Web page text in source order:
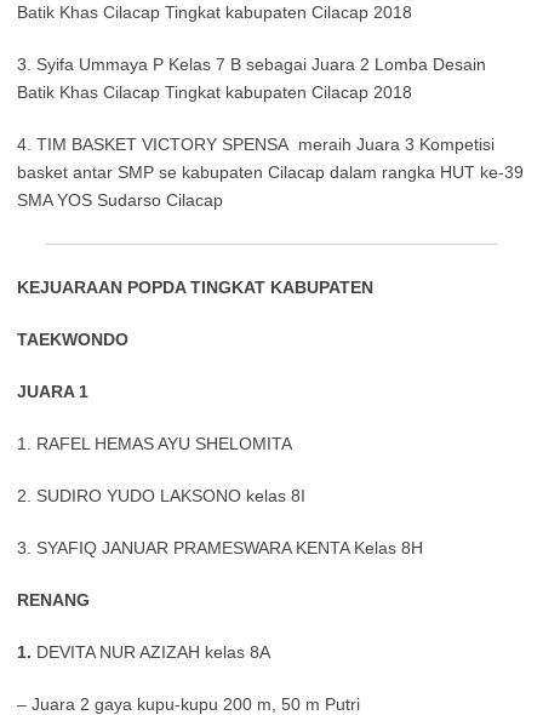
Batik Khas Cilacap Tingkat kabupaten Cilacap 2018
3. Syifa Ummaya P Kelas 7 B sebagai Juara 2 Lomba Desain
Batik Khas Cilacap Tingkat kabupaten Cilacap 2018
4. TIM BASKET VICTORY SPENSA meraih Juara 3 Kompetisi
basket antar SMP se kabupaten Cilacap dalam rangka HUT ke-39
SMA YOS Sudarso Cilacap
KEJUARAAN POPDA TINGKAT KABUPATEN
TAEKWONDO
JUARA 1
1. RAFEL HEMAS AYU SHELOMITA
2. SUDIRO YUDO LAKSONO kelas 8I
3. SYAFIQ JANUAR PRAMESWARA KENTA Kelas 8H
RENANG
1. DEVITA NUR AZIZAH kelas 8A
– Juara 2 gaya kupu-kupu 200 m, 50 m Putri